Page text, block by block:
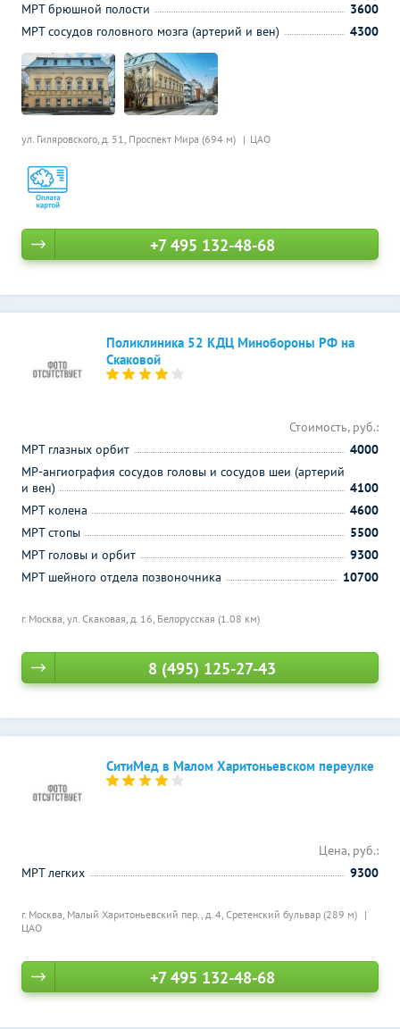
ул. Гиляровского, д. 51, Проспект Мира (694 м) ЦАО
МРТ брюшной полости
3600
МРТ сосудов головного мозга (артерий и вен)
4300
+7 495 132-48-68
Поликлиника 52 КДЦ Минобороны РФ на
Скаковой
г. Москва, ул. Скаковая, д. 16, Белорусская (1.08 км)
Стоимость, руб.:
МРТ глазных орбит
4000
МР-ангиография сосудов головы и сосудов шеи (артерий
и вен)
4100
МРТ колена
4600
МРТ стопы
5500
МРТ головы и орбит
9300
МРТ шейного отдела позвоночника
10700
8 (495) 125-27-43
СитиМед в Малом Харитоньевском переулке
г. Москва, Малый Харитоньевский пер., д. 4, Сретенский бульвар (289 м)
ЦАО
Цена, руб.:
МРТ легких
9300
+7 495 132-48-68